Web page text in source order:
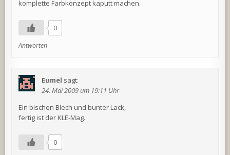
komplette Farbkonzept kaputt machen.
0
Antworten
Eumel sagt:
24. Mai 2009 um 19:11 Uhr
Ein bischen Blech und bunter Lack,
fertig ist der KLE-Mag.
0